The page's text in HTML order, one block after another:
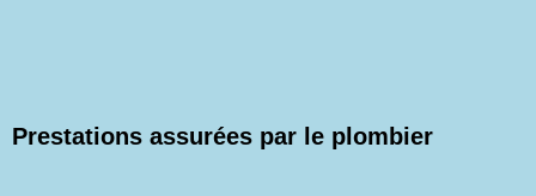
Prestations assurées par le plombier